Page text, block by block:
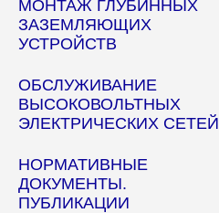
МОНТАЖ ГЛУБИННЫХ
ЗАЗЕМЛЯЮЩИХ
УСТРОЙСТВ
ОБСЛУЖИВАНИЕ
ВЫСОКОВОЛЬТНЫХ
ЭЛЕКТРИЧЕСКИХ СЕТЕЙ
НОРМАТИВНЫЕ
ДОКУМЕНТЫ.
ПУБЛИКАЦИИ